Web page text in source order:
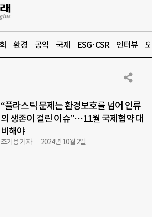
환경 공익 국제 ESG·CSR 인터뷰
“플라스틱 문제는 환경보호를 넘어 인류
의 생존이 걸린 이슈”…11월 국제협약 대
비해야
조기용 기자 2024년 10월 2일